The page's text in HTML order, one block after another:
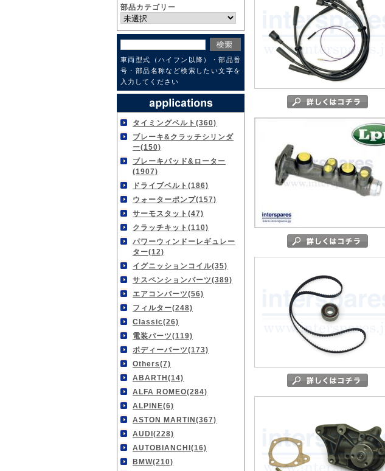
部品カテゴリー
車両型式（ハイフン以降）・部品番
号・部品名称など検索したい文字を
入力してください
タイミングベルト(360)
ブレーキ&クラッチシリンダ
ー(150)
ブレーキパッド&ローター
(1907)
ドライブベルト(186)
ウォーターポンプ(157)
サーモスタット(47)
クラッチキット(110)
パワーウィンドーレギュレー
ター(12)
イグニッションコイル(35)
サスペンションパーツ(389)
エアコンパーツ(56)
フィルター(248)
Classic(26)
電装パーツ(119)
ボディーパーツ(173)
Others(7)
ABARTH(14)
ALFA ROMEO(284)
ALPINE(6)
ASTON MARTIN(367)
AUDI(228)
AUTOBIANCHI(16)
BMW(210)